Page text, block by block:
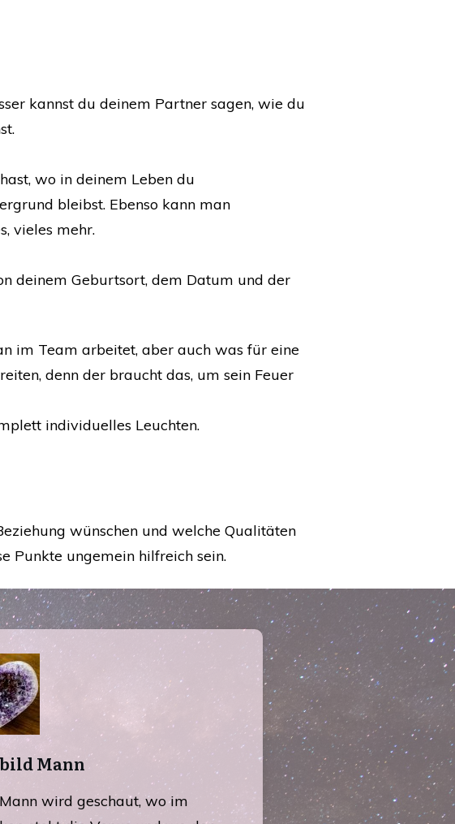
kannst du deinem Partner sagen, wie du
wo in deinem Leben du
bleibst. Ebenso kann man
vieles mehr.
deinem Geburtsort, dem Datum und der
im Team arbeitet, aber auch was für eine
denn der braucht das, um sein Feuer
individuelles Leuchten.
wünschen und welche Qualitäten
Punkte ungemein hilfreich sein.
Mann
wird geschaut, wo im